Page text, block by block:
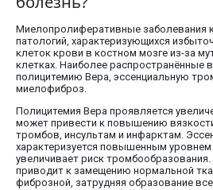
Миелопролиферативные заболевания
патологий, характеризующихся
клеток крови в костном мозге из-за
клетках. Наиболее
полицитемию Вера, эссенциальную
миелофиброз.
Полицитемия Вера проявляется
может привести к повышению
тромбов, инсультам и инфарктам.
характеризуется повышенным
увеличивает риск
приводит к замещению нормальной
фиброзной, затрудняя образование